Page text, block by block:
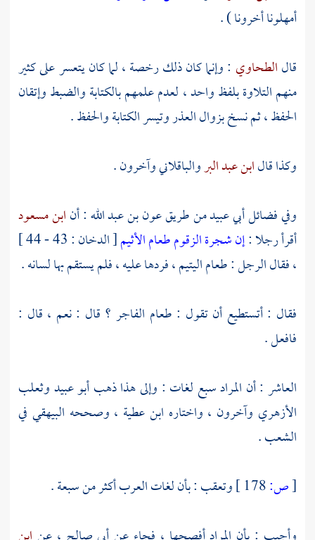
أمهلونا أخرونا ) .
قالالطحاوي : وإنما كان ذلك رخصة ، لما كان يتعسر على كثير
منهم التلاوة بلفظ واحد ، لعدم علمهم بالكتابة والضبط وإتقان
الحفظ ، ثم نسخ بزوال العذر وتيسر الكتابة والحفظ .
وكذا قالابن عبد البروالباقلانيوآخرون .
وفي فضائلأبي عبيدمن طريقعون بن عبدالله : أنابن مسعود
أقرأ رجلا :إن شجرة الزقوم طعام الأثيم
[ الدخان : 43 - 44 ]
، فقال الرجل : طعام اليتيم ، فردها عليه ، فلم يستقم بها لسانه .
فقال : أتستطيع أن تقول : طعام الفاجر ؟ قال : نعم ، قال :
فافعل .
العاشر : أن المراد سبع لغات : وإلى هذا ذهبأبو عبيدوثعلب
الأزهري وآخرون ، واختاره ابن عطية ، وصححه البيهقي في
الشعب .
[ص:
وتعقب : بأن لغات العرب أكثر من سبعة .